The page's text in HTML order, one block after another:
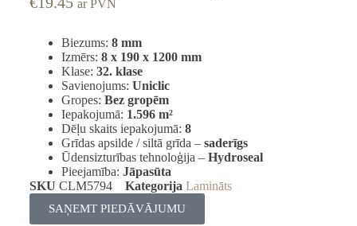
ar PVN
Biezums: 8 mm
Izmērs: 8 x 190 x 1200 mm
Klase: 32. klase
Savienojums: Uniclic
Gropes: Bez gropēm
Iepakojumā: 1.596 m²
Dēļu skaits iepakojumā: 8
Grīdas apsilde / siltā grīda – saderīgs
Ūdensizturības tehnoloģija – Hydroseal
Pieejamība: Jāpasūta
SKU CLM5794 Kategorija Lamināts
SAŅEMT PIEDĀVĀJUMU